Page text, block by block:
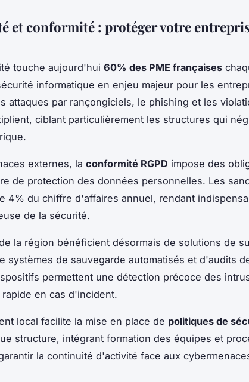
et conformité : protéger votre
touche aujourd'hui 60% des PME françaises
informatique en enjeu majeur pour les
attaques par rançongiciels, le phishing et les
ciblant particulièrement les structures qui
externes, la conformité RGPD impose des
de protection des données personnelles. Les
4% du chiffre d'affaires annuel, rendant
de la sécurité.
la région bénéficient désormais de solutions de
systèmes de sauvegarde automatisés et d'audits
permettent une détection précoce des
en cas d'incident.
local facilite la mise en place de politiques de
structure, intégrant formation des équipes et
la continuité d'activité face aux